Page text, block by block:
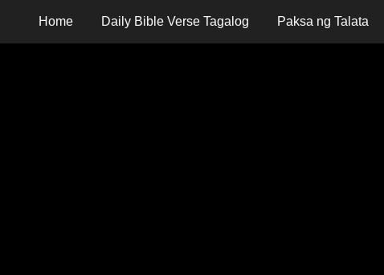
Home Daily Bible Verse Tagalog Paksa ng Talata